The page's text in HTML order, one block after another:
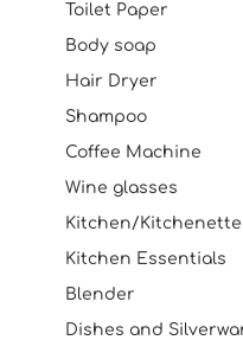
Toilet Paper
Body soap
Hair Dryer
Shampoo
Coffee Machine
Wine glasses
Kitchen/Kitchenette
Kitchen Essentials
Blender
Dishes and